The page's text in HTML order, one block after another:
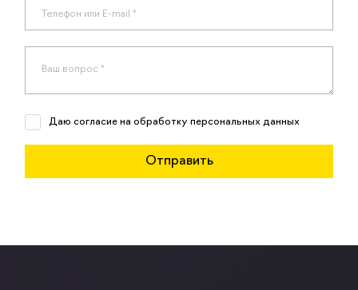
Даю согласие на обработку персональных данных